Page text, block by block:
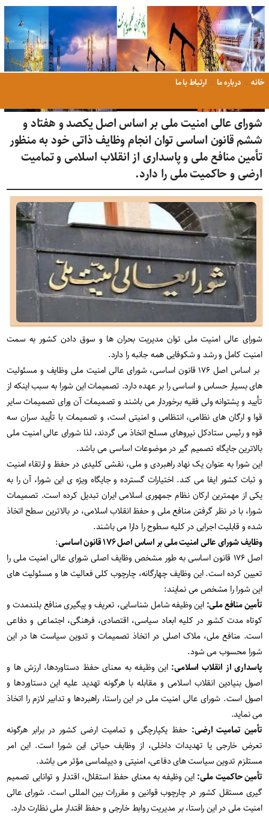
خانه درباره ما ارتباط با ما
شورای عالی امنیت ملی بر اساس اصل‏ یکصد و هفتاد و
ششم قانون اساسی توان انجام وظایف ذاتی خود به‏ منظور
تأمین‏ منافع ملی‏ و پاسداری‏ از انقلاب اسلامی‏ و تمامیت‏
ارضی‏ و حاکمیت‏ ملی‏ را دارد.
شورای عالی امنیت ملی توان مدیریت بحران ها و سوق دادن کشور به سمت
امنیت کامل و رشد و شکوفایی همه جانبه را دارد.
بر اساس اصل ۱۷۶ قانون اساسی، شورای عالی امنیت ملی وظایف و مسئولیت
های بسیار حساس و اساسی را بر عهده دارد. تصمیمات این شورا به سبب اینکه از
تأیید و پشتوانه ولی فقیه برخوردار می باشند و تصمیمات آن ورای تصمیمات سایر
قوا و ارگان های نظامی، انتظامی و امنیتی است، و تصمیمات با تأیید سران سه
قوه و رئیس ستادکل نیروهای مسلح اتخاذ می گردند، لذا شورای عالی امنیت ملی
بالاترین جایگاه تصمیم گیر در موضوعات اساسی می باشد.
این شورا به عنوان یک نهاد راهبردی و ملی، نقشی کلیدی در حفظ و ارتقاء امنیت
و ثبات کشور ایفا می کند. اختیارات گسترده و جایگاه ویژه ی این شورا، آن را به
یکی از مهمترین ارکان نظام جمهوری اسلامی ایران تبدیل کرده است. تصمیمات
شورا، با در نظر گرفتن منافع ملی و حفظ انقلاب اسلامی، در بالاترین سطح اتخاذ
شده و قابلیت اجرایی در کلیه سطوح را دارا می باشند.
وظایف شورای عالی امنیت ملی بر اساس اصل ۱۷۶ قانون اساسی
:
اصل ۱۷۶ قانون اساسی به طور مشخص وظایف اصلی شورای عالی امنیت ملی را
تعیین کرده است. این وظایف چهارگانه، چارچوب کلی فعالیت ها و مسئولیت های
این شورا را مشخص می نمایند:
تأمین منافع ملی: این وظیفه شامل شناسایی، تعریف و پیگیری منافع بلندمدت و
کوتاه مدت کشور در کلیه ابعاد سیاسی، اقتصادی، فرهنگی، اجتماعی و دفاعی
است. منافع ملی، ملاک اصلی در اتخاذ تصمیمات و تدوین سیاست ها در این
شورا محسوب می شود.
پاسداری از انقلاب اسلامی: این وظیفه به معنای حفظ دستاوردها، ارزش ها و
اصول بنیادین انقلاب اسلامی و مقابله با هرگونه تهدید علیه این دستاوردها و
اصول است. شورای عالی امنیت ملی در این راستا، راهبردها و تدابیر لازم را اتخاذ
می نماید.
تأمین تمامیت ارضی: حفظ یکپارچگی و تمامیت ارضی کشور در برابر هرگونه
تعرض خارجی یا تهدیدات داخلی، از وظایف حیاتی این شورا است. این امر
مستلزم تدوین سیاست های دفاعی، امنیتی و دیپلماسی مؤثر می باشد.
تأمین حاکمیت ملی: این وظیفه به معنای حفظ استقلال، اقتدار و توانایی تصمیم
گیری مستقل کشور در چارچوب قوانین و مقررات بین المللی است. شورای عالی
امنیت ملی در این راستا، بر مدیریت روابط خارجی و حفظ اقتدار ملی نظارت دارد.